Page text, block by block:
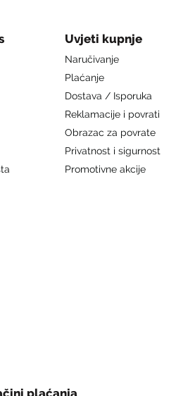
Uvjeti kupnje
Naručivanje
Plaćanje
Dostava / Isporuka
Reklamacije i povrati
Obrazac za povrate
Privatnost i sigurnost
Promotivne akcije
plaćanja